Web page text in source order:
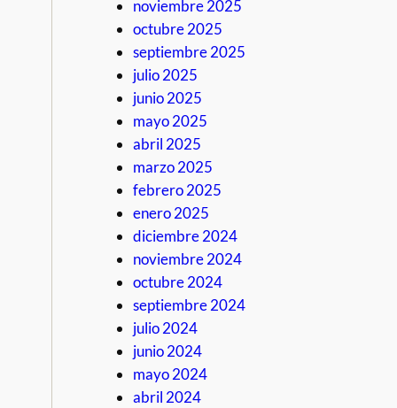
noviembre 2025
octubre 2025
septiembre 2025
julio 2025
junio 2025
mayo 2025
abril 2025
marzo 2025
febrero 2025
enero 2025
diciembre 2024
noviembre 2024
octubre 2024
septiembre 2024
julio 2024
junio 2024
mayo 2024
abril 2024